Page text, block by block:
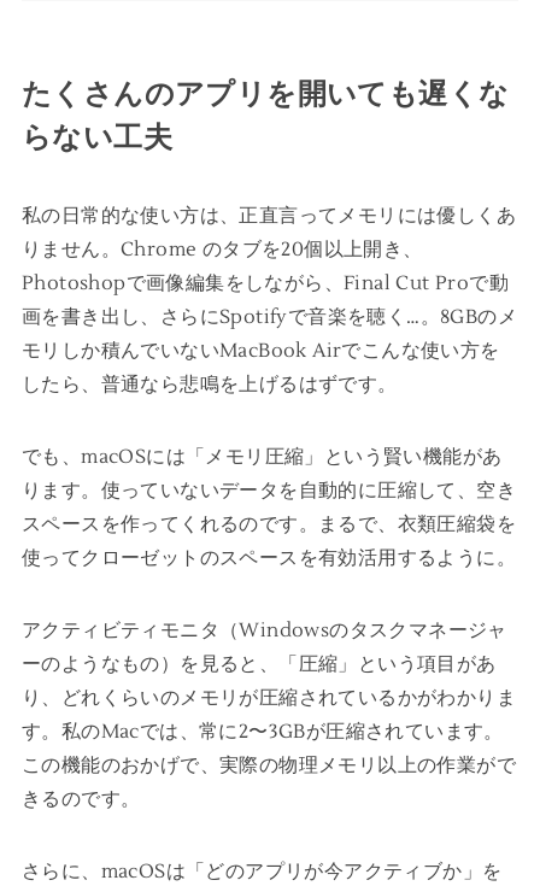
たくさんのアプリを開いても遅くな
らない工夫
私の日常的な使い方は、正直言ってメモリには優しくあ
りません。Chrome のタブを20個以上開き、
Photoshopで画像編集をしながら、Final Cut Proで動
画を書き出し、さらにSpotifyで音楽を聴く…。8GBのメ
モリしか積んでいないMacBook Airでこんな使い方を
したら、普通なら悲鳴を上げるはずです。
でも、macOSには「メモリ圧縮」という賢い機能があ
ります。使っていないデータを自動的に圧縮して、空き
スペースを作ってくれるのです。まるで、衣類圧縮袋を
使ってクローゼットのスペースを有効活用するように。
アクティビティモニタ（Windowsのタスクマネージャ
ーのようなもの）を見ると、「圧縮」という項目があ
り、どれくらいのメモリが圧縮されているかがわかりま
す。私のMacでは、常に2〜3GBが圧縮されています。
この機能のおかげで、実際の物理メモリ以上の作業がで
きるのです。
さらに、macOSは「どのアプリが今アクティブか」を